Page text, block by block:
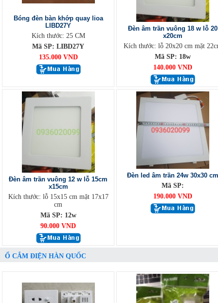
Bóng đèn bàn khớp quay lioa
LIBD27Y
Kích thước: 25 CM
Mã SP: LIBD27Y
135.000 VND
Đèn âm trần vuông 18 w lỗ 20
x20cm
Kích thước: lỗ 20x20 cm mặt
Mã SP: 18w
140.000 VND
Đèn âm trần vuông 12 w lỗ 15cm
x15cm
Kích thước: lỗ 15x15 cm mặt 17x17
cm
Mã SP: 12w
90.000 VND
Đèn led âm trần 24w 30x30 cm
Mã SP:
190.000 VND
Ổ CẮM ĐIỆN HÀN QUỐC